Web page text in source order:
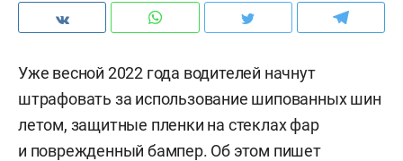
Уже весной 2022 года водителей начнут
штрафовать за использование шипованных шин
летом, защитные пленки на стеклах фар
и поврежденный бампер. Об этом пишет